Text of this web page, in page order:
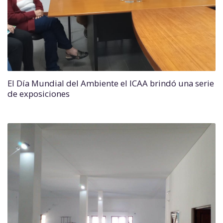
El Día Mundial del Ambiente el ICAA brindó una serie
de exposiciones